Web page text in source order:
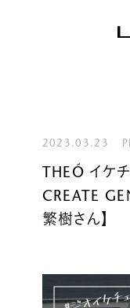
コンセプト
ヒストリー
シリーズ一覧
NEWS
2023.03.23
THEÓ イケ
CREATE
繁樹さん】